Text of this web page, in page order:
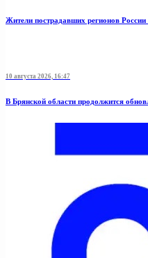
Жители пострадавших регионов
10 августа 2026, 16:47
В Брянской области продолжится